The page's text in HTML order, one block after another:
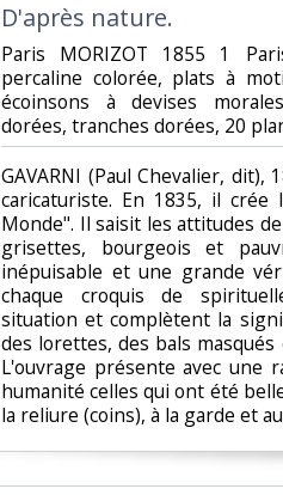
‎D'après nature. ‎
‎Paris MORIZOT 1855 1
percaline colorée, plats à
écoinsons à devises
dorées, tranches dorées, 20
‎GAVARNI (Paul Chevalier,
caricaturiste. En 1835, il
Monde". Il saisit les attitudes
grisettes, bourgeois et
inépuisable et une grande
chaque croquis de
situation et complètent la
des lorettes, des bals masqués
L'ouvrage présente avec une
humanité celles qui ont été
la reliure (coins), à la garde et